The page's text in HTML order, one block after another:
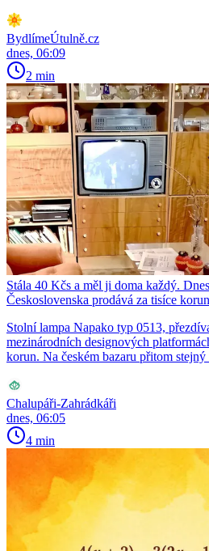
BydlímeÚtulně.cz
dnes, 06:09
2 min
Stála 40 Kčs a měl ji doma každý.
Československa prodává za tisíce korun
Stolní lampa Napako typ 0513,
mezinárodních designových
korun. Na českém bazaru přitom stejný
Chalupáři-Zahrádkáři
dnes, 06:05
4 min